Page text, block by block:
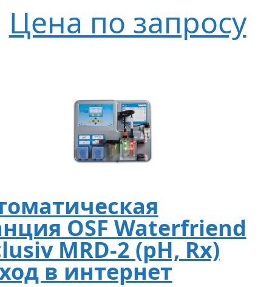
Цена по запросу
OSF Waterfriend
MRD-2 (pH, Rx)
в интернет